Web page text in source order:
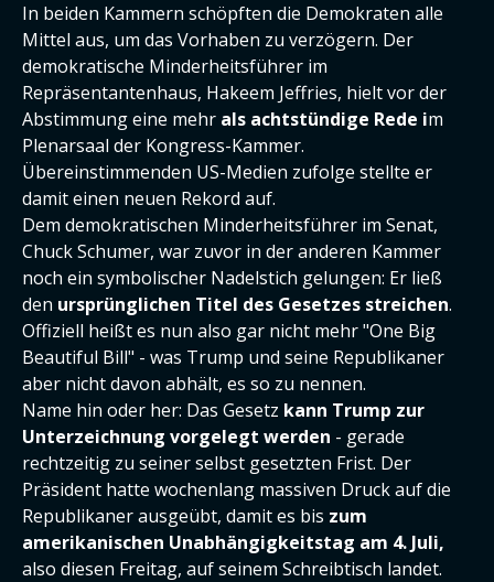
In beiden Kammern schöpften die Demokraten alle
Mittel aus, um das Vorhaben zu verzögern. Der
demokratische Minderheitsführer im
Repräsentantenhaus, Hakeem Jeffries, hielt vor der
Abstimmung eine mehr als achtstündige Rede im
Plenarsaal der Kongress-Kammer.
Übereinstimmenden US-Medien zufolge stellte er
damit einen neuen Rekord auf.
Dem demokratischen Minderheitsführer im Senat,
Chuck Schumer, war zuvor in der anderen Kammer
noch ein symbolischer Nadelstich gelungen: Er ließ
den ursprünglichen Titel des Gesetzes streichen.
Offiziell heißt es nun also gar nicht mehr "One Big
Beautiful Bill" - was Trump und seine Republikaner
aber nicht davon abhält, es so zu nennen.
Name hin oder her: Das Gesetz kann Trump zur
Unterzeichnung vorgelegt werden - gerade
rechtzeitig zu seiner selbst gesetzten Frist. Der
Präsident hatte wochenlang massiven Druck auf die
Republikaner ausgeübt, damit es bis zum
amerikanischen Unabhängigkeitstag am 4. Juli,
also diesen Freitag, auf seinem Schreibtisch landet.